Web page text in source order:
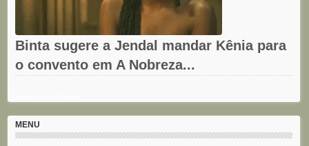
Binta sugere a Jendal mandar Kênia para
o convento em A Nobreza...
MENU